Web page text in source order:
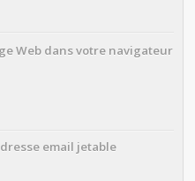
Web dans votre navigateur
email jetable